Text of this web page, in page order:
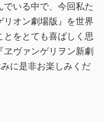
でいる中で、今回私た
リオン劇場版』を世界
をとても喜ばしく思
ヴァンゲリヲン新劇
に是非お楽しみくだ